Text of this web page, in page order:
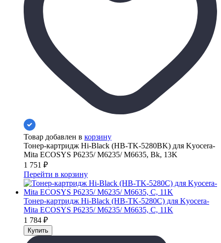
Товар добавлен в корзину
Тонер-картридж Hi-Black (HB-TK-5280BK) для Kyocera-
Mita ECOSYS P6235/ M6235/ M6635, Bk, 13K
1 751 ₽
Перейти в корзину
Тонер-картридж Hi-Black (HB-TK-5280C) для Kyocera-
Mita ECOSYS P6235/ M6235/ M6635, C, 11K
1 784 ₽